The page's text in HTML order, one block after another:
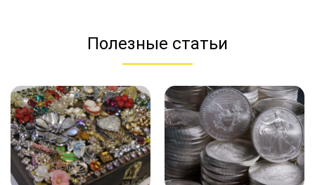
Полезные статьи